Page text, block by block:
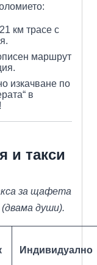
21 км трасе с
маршрут
изкачване по
в
и такси
за щафета
души).
Индивидуално